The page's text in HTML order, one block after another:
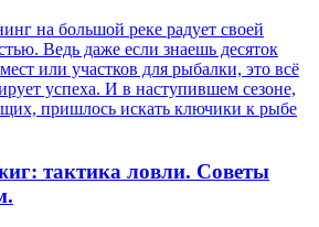
на большой реке радует своей
Ведь даже если знаешь десяток
или участков для рыбалки, это всё
успеха. И в наступившем сезоне,
пришлось искать ключики к рыбе
тактика ловли. Советы